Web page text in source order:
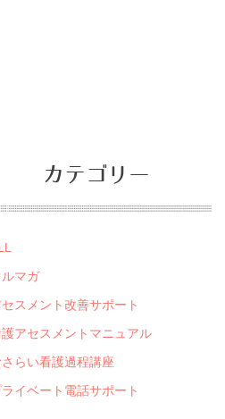
カテゴリー
ルマガ
セスメント改善サポート
アセスメントマニュアル
さらい看護過程講座
ライベート電話サポート